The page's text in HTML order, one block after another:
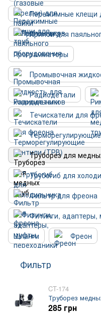
Пережимные клещи
Припои для
Программаторы
Промывочная
Радиодетали
Течискатели для
Труборез для
Трубогиб для
Фильтр для фреона
Шланги
Фреон
Фильтр
CT-174
Труборез
285 грн